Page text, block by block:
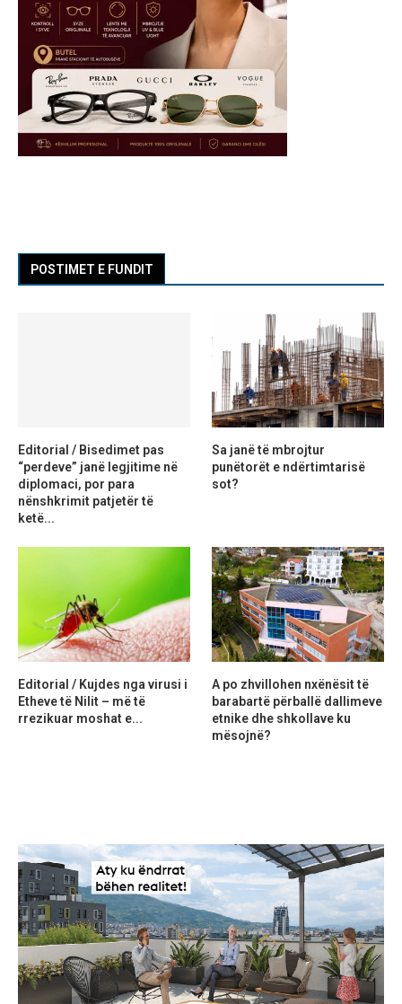
POSTIMET E FUNDIT
Editorial / Bisedimet pas
“perdeve” janë legjitime në
diplomaci, por para
nënshkrimit patjetër të
ketë...
Sa janë të mbrojtur
punëtorët e ndërtimtarisë
sot?
Editorial / Kujdes nga virusi i
Etheve të Nilit – më të
rrezikuar moshat e...
A po zhvillohen nxënësit të
barabartë përballë dallimeve
etnike dhe shkollave ku
mësojnë?